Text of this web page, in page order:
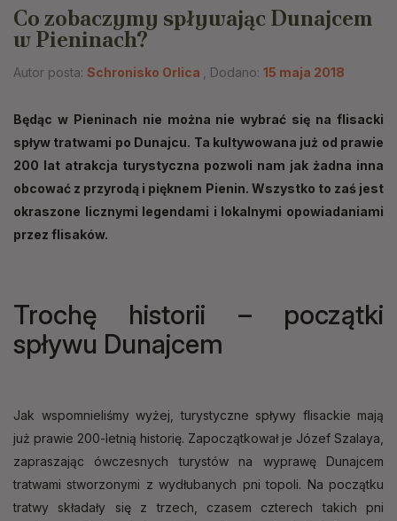
Co zobaczymy spływając Dunajcem
w Pieninach?
Autor posta: Schronisko Orlica , Dodano: 15 maja 2018
Będąc w Pieninach nie można nie wybrać się na flisacki
spływ tratwami po Dunajcu. Ta kultywowana już od prawie
200 lat atrakcja turystyczna pozwoli nam jak żadna inna
obcować z przyrodą i pięknem Pienin. Wszystko to zaś jest
okraszone licznymi legendami i lokalnymi opowiadaniami
przez flisaków.
Trochę historii – początki
spływu Dunajcem
Jak wspomnieliśmy wyżej, turystyczne spływy flisackie mają
już prawie 200-letnią historię. Zapoczątkował je Józef Szalaya,
zapraszając ówczesnych turystów na wyprawę Dunajcem
tratwami stworzonymi z wydłubanych pni topoli. Na początku
tratwy składały się z trzech, czasem czterech takich pni